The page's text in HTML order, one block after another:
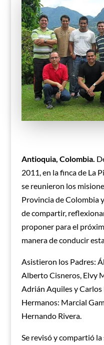
Antioquia, Colombia.
2011, en la finca de La
se reunieron los
Provincia de Colombia
de compartir,
proponer para el
manera de conducir
Asistieron los Padres:
Alberto Cisneros, Elvy
Adrián Aquiles y
Hermanos: Marcial
Hernando Rivera.
Se revisó y compartió